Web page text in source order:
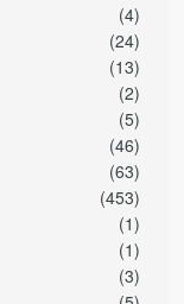
(4)
(24)
(13)
(2)
(5)
(46)
(63)
(453)
(1)
(1)
(3)